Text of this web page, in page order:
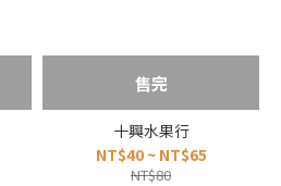
售完
十興水果行
NT$40 ~ NT$65
NT$80